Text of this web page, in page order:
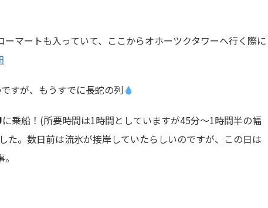
マートも入っていて、ここからオホーツクタワーへ行く際に
すが、もうすでに長蛇の列
に乗船！(所要時間は1時間としていますが45分～1時間半の幅
た。数日前は流氷が接岸していたらしいのですが、この日は